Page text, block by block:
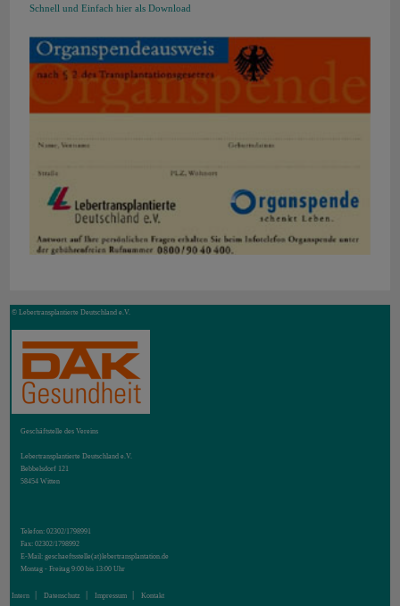
Schnell und Einfach hier als Download
© Lebertransplantierte Deutschland e.V.
Geschäftstelle des Vereins
Lebertransplantierte Deutschland e.V.
Bebbelsdorf 121
58454 Witten
Telefon: 02302/1798991
Fax: 02302/1798992
E-Mail:geschaeftsstelle(at)lebertransplantation.de
Montag - Freitag 9:00 bis 13:00 Uhr
Intern Datenschutz Impressum Kontakt